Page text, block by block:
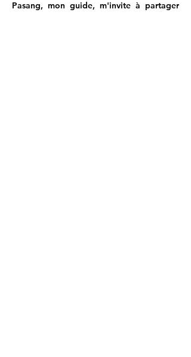
Pasang, mon guide, m'invite à partager